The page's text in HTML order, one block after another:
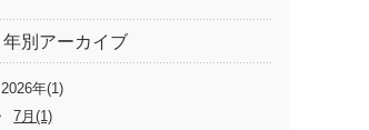
年別アーカイブ
2026年(1)
7月(1)